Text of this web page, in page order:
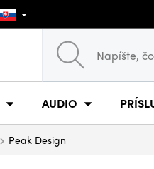
AUDIO
Peak Design